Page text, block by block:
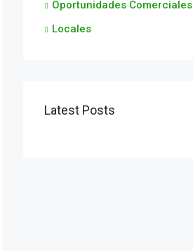
Oportunidades Comerciales
Locales
Latest Posts